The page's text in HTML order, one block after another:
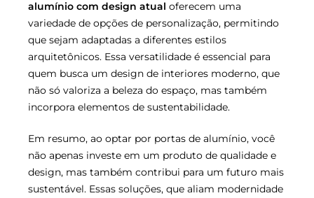
alumínio com design atual oferecem uma
variedade de opções de personalização, permitindo
que sejam adaptadas a diferentes estilos
arquitetônicos. Essa versatilidade é essencial para
quem busca um design de interiores moderno, que
não só valoriza a beleza do espaço, mas também
incorpora elementos de sustentabilidade.
Em resumo, ao optar por portas de alumínio, você
não apenas investe em um produto de qualidade e
design, mas também contribui para um futuro mais
sustentável. Essas soluções, que aliam modernidade